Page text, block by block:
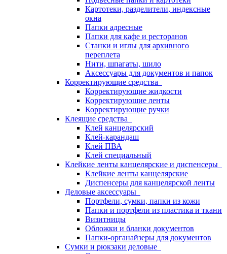
Картотеки, разделители, индексные
окна
Папки адресные
Папки для кафе и ресторанов
Станки и иглы для архивного
переплета
Нити, шпагаты, шило
Аксессуары для документов и папок
Корректирующие средства
Корректирующие жидкости
Корректирующие ленты
Корректирующие ручки
Клеящие средства
Клей канцелярский
Клей-карандаш
Клей ПВА
Клей специальный
Клейкие ленты канцелярские и диспенсеры
Клейкие ленты канцелярские
Диспенсеры для канцелярской ленты
Деловые аксессуары
Портфели, сумки, папки из кожи
Папки и портфели из пластика и ткани
Визитницы
Обложки и бланки документов
Папки-органайзеры для документов
Сумки и рюкзаки деловые